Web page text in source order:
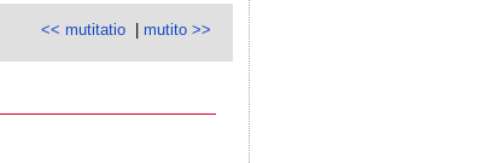
<< mutitatio |mutito >>